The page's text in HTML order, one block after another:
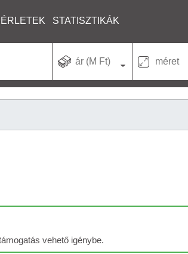
STATISZTIKÁK
ár (M Ft) méret
vehető igénybe.